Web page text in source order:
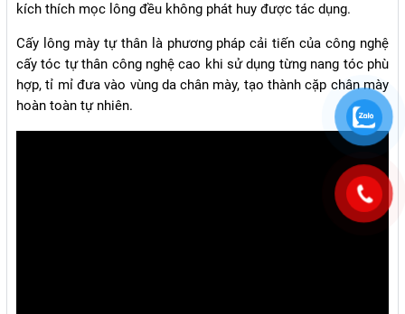
kích thích mọc lông đều không phát huy được tác dụng.
Cấy lông mày tự thân là phương pháp cải tiến của công nghệ
cấy tóc tự thân công nghệ cao khi sử dụng từng nang tóc phù
hợp, tỉ mỉ đưa vào vùng da chân mày, tạo thành cặp chân mày
hoàn toàn tự nhiên.